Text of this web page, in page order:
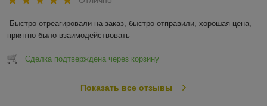
Быстро отреагировали на заказ, быстро отправили, хорошая цена,
приятно было взаимодействовать
Сделка подтверждена через корзину
Показать все отзывы